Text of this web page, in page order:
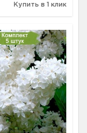
Купить в 1 клик